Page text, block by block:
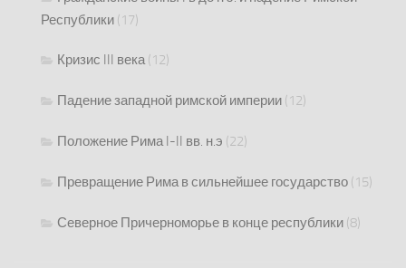
Республики (17)
Кризис III века(12)
Падение западной римской империи (12)
Положение Рима I-II вв. н.э (22)
Превращение Рима в сильнейшее государство (15)
Северное Причерноморье в конце республики (8)